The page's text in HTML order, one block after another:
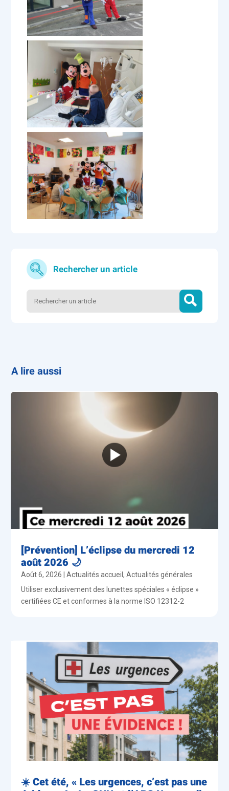
Rechercher un article
A lire aussi
[Prévention] L’éclipse du mercredi 12
août 2026 🌙
Août 6, 2026 |Actualités accueil,Actualités générales
Utiliser exclusivement des lunettes spéciales « éclipse »
certifiées CE et conformes à la norme ISO 12312-2
☀️ Cet été, « Les urgences, c’est pas une